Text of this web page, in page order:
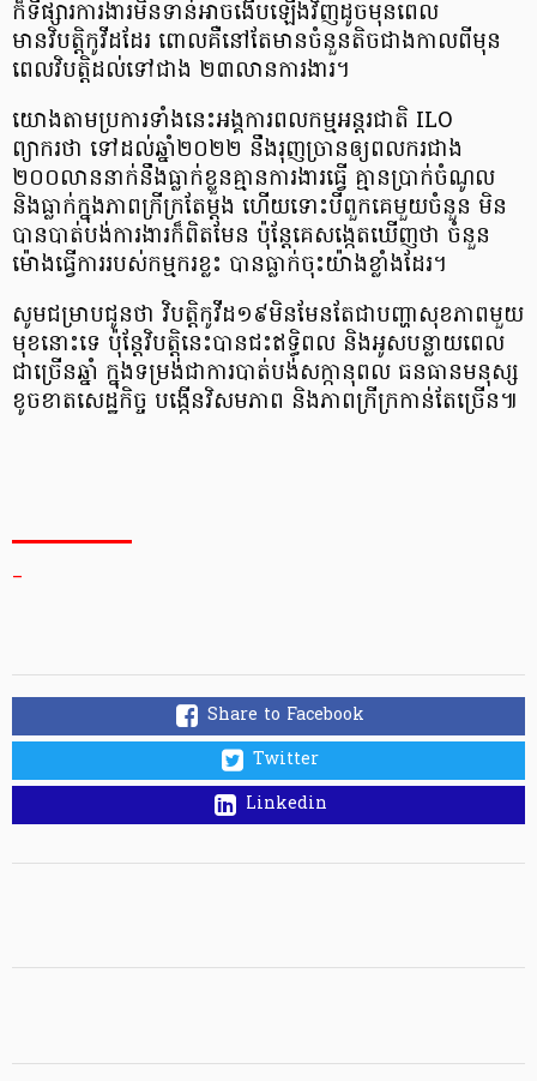
ក៏ទីផ្សារការងារមិនទាន់អាចងើបឡើងវិញដូចមុនពេល
មានវិបត្តិកូវីដដែរ ពោលគឺនៅតែមានចំនួនតិចជាងកាលពីមុន
ពេលវិបត្តិដល់ទៅជាង ២៣លានការងារ។
យោងតាមប្រការទាំងនេះអង្គការពលកម្មអន្តរជាតិ ILO
ព្យាករថា ទៅដល់ឆ្នាំ២០២២ នឹងរុញច្រានឲ្យពលករជាង
២០០លាននាក់នឹងធ្លាក់ខ្លួនគ្មានការងារធ្វើ គ្មានប្រាក់ចំណូល
និងធ្លាក់ក្នុងភាពក្រីក្រតែម្តង ហើយទោះបីពួកគេមួយចំនួន មិន
បានបាត់បង់ការងារក៏ពិតមែន ប៉ុន្តែគេសង្កេតឃើញថា ចំនួន
ម៉ោងធ្វើការរបស់កម្មករខ្លះ បានធ្លាក់ចុះយ៉ាងខ្លាំងដែរ។
សូមជម្រាបជូនថា វិបត្តិកូវីដ១៩មិនមែនតែជាបញ្ហាសុខភាពមួយ
មុខនោះទេ ប៉ុន្តែវិបត្តិនេះបានជះឥទ្ធិពល និងអូសបន្លាយពេល
ជាច្រើនឆ្នាំ ក្នុងទម្រង់ជាការបាត់បង់សក្កានុពល ធនធានមនុស្ស
ខូចខាតសេដ្ឋកិច្ច បង្កើនវិសមភាព និងភាពក្រីក្រកាន់តែច្រើន៕
_
Share to Facebook
Twitter
Linkedin